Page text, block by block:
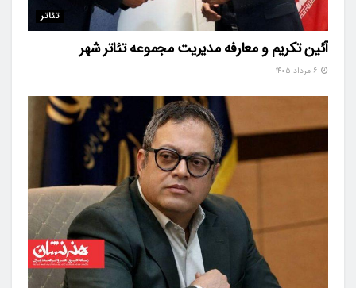
تئاتر
آئین تکریم و معارفه مدیریت مجموعه تئاتر شهر